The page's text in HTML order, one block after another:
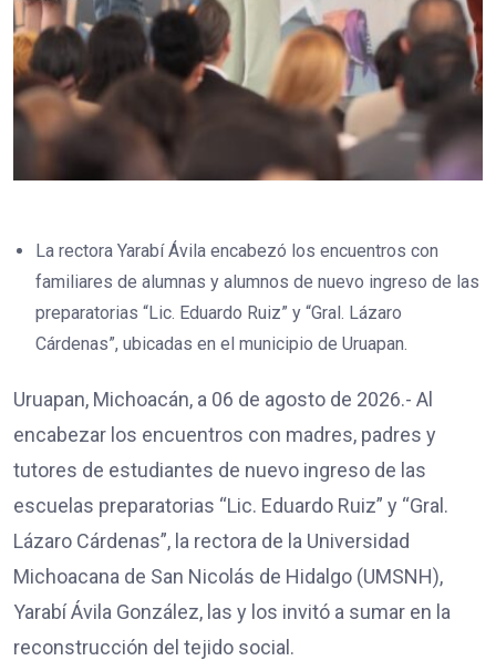
La rectora Yarabí Ávila encabezó los encuentros con
familiares de alumnas y alumnos de nuevo ingreso de las
preparatorias “Lic. Eduardo Ruiz” y “Gral. Lázaro
Cárdenas”, ubicadas en el municipio de Uruapan.
Uruapan, Michoacán, a 06 de agosto de 2026.- Al
encabezar los encuentros con madres, padres y
tutores de estudiantes de nuevo ingreso de las
escuelas preparatorias “Lic. Eduardo Ruiz” y “Gral.
Lázaro Cárdenas”, la rectora de la Universidad
Michoacana de San Nicolás de Hidalgo (UMSNH),
Yarabí Ávila González, las y los invitó a sumar en la
reconstrucción del tejido social.